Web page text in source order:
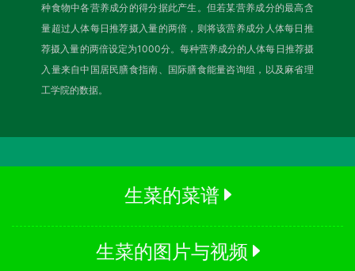
种食物中各营养成分的得分据此产生。但若某营养成分的最高含
量超过人体每日推荐摄入量的两倍，则将该营养成分人体每日推
荐摄入量的两倍设定为1000分。每种营养成分的人体每日推荐摄
入量来自中国居民膳食指南、国际膳食能量咨询组，以及麻省理
工学院的数据。
生菜的菜谱
生菜的图片与视频